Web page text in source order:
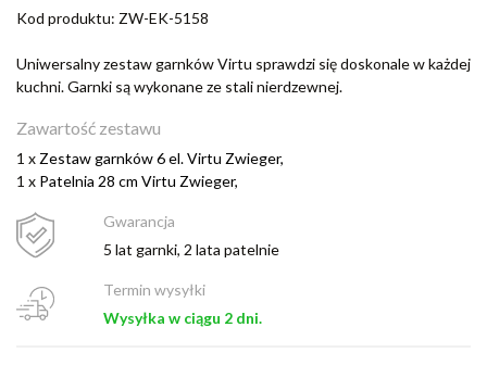
Kod produktu: ZW-EK-5158
Uniwersalny zestaw garnków Virtu sprawdzi się doskonale w każdej
kuchni. Garnki są wykonane ze stali nierdzewnej.
Zawartość zestawu
1 x Zestaw garnków 6 el. Virtu Zwieger,
1 x Patelnia 28 cm Virtu Zwieger,
Gwarancja
5 lat garnki, 2 lata patelnie
Termin wysyłki
Wysyłka w ciągu 2 dni.